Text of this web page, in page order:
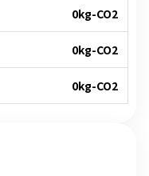
0kg-CO2
0kg-CO2
0kg-CO2